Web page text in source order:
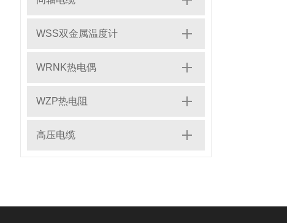
WSS双金属温度计
WRNK热电偶
WZP热电阻
高压电缆